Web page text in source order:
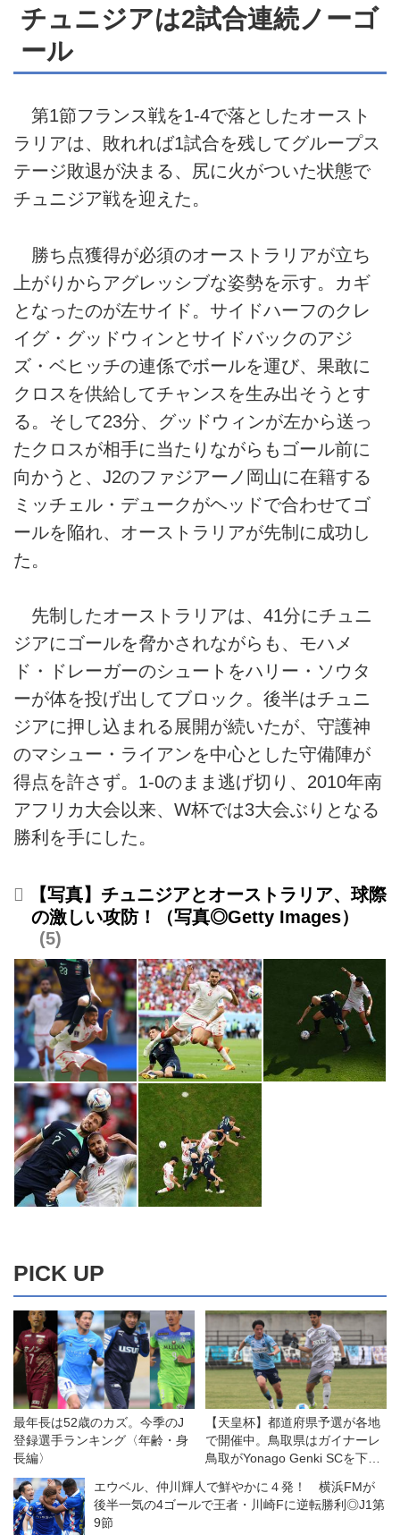
チュニジアは2試合連続ノーゴ
ール
第1節フランス戦を1-4で落としたオースト
ラリアは、敗れれば1試合を残してグループス
テージ敗退が決まる、尻に火がついた状態で
チュニジア戦を迎えた。
勝ち点獲得が必須のオーストラリアが立ち
上がりからアグレッシブな姿勢を示す。カギ
となったのが左サイド。サイドハーフのクレ
イグ・グッドウィンとサイドバックのアジ
ズ・ベヒッチの連係でボールを運び、果敢に
クロスを供給してチャンスを生み出そうとす
る。そして23分、グッドウィンが左から送っ
たクロスが相手に当たりながらもゴール前に
向かうと、J2のファジアーノ岡山に在籍する
ミッチェル・デュークがヘッドで合わせてゴ
ールを陥れ、オーストラリアが先制に成功し
た。
先制したオーストラリアは、41分にチュニ
ジアにゴールを脅かされながらも、モハメ
ド・ドレーガーのシュートをハリー・ソウタ
ーが体を投げ出してブロック。後半はチュニ
ジアに押し込まれる展開が続いたが、守護神
のマシュー・ライアンを中心とした守備陣が
得点を許さず。1-0のまま逃げ切り、2010年南
アフリカ大会以来、W杯では3大会ぶりとなる
勝利を手にした。
【写真】チュニジアとオーストラリア、球際
の激しい攻防！（写真◎Getty Images）
5
PICK UP
最年長は52歳のカズ。今季のJ
登録選手ランキング〈年齢・身
長編〉
【天皇杯】都道府県予選が各地
で開催中。鳥取県はガイナーレ
鳥取がYonago Genki SCを下し
エウベル、仲川輝人で鮮やかに４発！ 横浜FMが
後半一気の4ゴールで王者・川崎Fに逆転勝利◎J1第
9節